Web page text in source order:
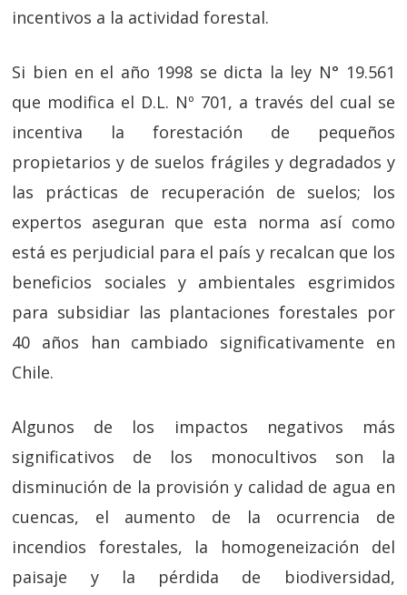
incentivos a la actividad forestal.
Si bien en el año 1998 se dicta la ley N° 19.561
que modifica el D.L. Nº 701, a través del cual se
incentiva la forestación de pequeños
propietarios y de suelos frágiles y degradados y
las prácticas de recuperación de suelos; los
expertos aseguran que esta norma así como
está es perjudicial para el país y recalcan que los
beneficios sociales y ambientales esgrimidos
para subsidiar las plantaciones forestales por
40 años han cambiado significativamente en
Chile.
Algunos de los impactos negativos más
significativos de los monocultivos son la
disminución de la provisión y calidad de agua en
cuencas, el aumento de la ocurrencia de
incendios forestales, la homogeneización del
paisaje y la pérdida de biodiversidad,